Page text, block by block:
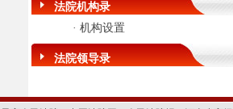
法院机构录
· 机构设置
法院领导录